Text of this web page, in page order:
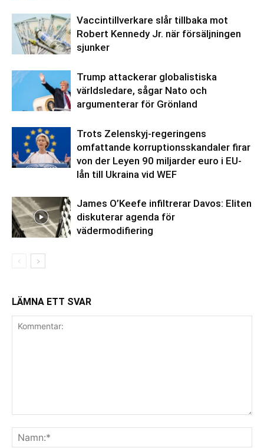
Vaccintillverkare slår tillbaka mot
Robert Kennedy Jr. när försäljningen
sjunker
Trump attackerar globalistiska
världsledare, sågar Nato och
argumenterar för Grönland
Trots Zelenskyj-regeringens
omfattande korruptionsskandaler firar
von der Leyen 90 miljarder euro i EU-
lån till Ukraina vid WEF
James O’Keefe infiltrerar Davos: Eliten
diskuterar agenda för
vädermodifiering
LÄMNA ETT SVAR